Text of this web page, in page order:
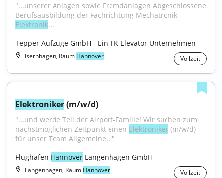
"...unserer Anlagen sowie Fremdanlagen Abgeschlossene
Elektronik..."
Tepper Aufzüge GmbH - Ein TK Elevator Unternehmen
Isernhagen, Raum Hannover Vollzeit
Elektroniker (m/w/d)
"...und werde Teil der Airport-Familie! Wir suchen zum
nächstmöglichen Zeitpunkt einen Elektroniker (m/w/d)
für unser Team Allgemeine..."
Flughafen Hannover Langenhagen GmbH
Langenhagen, Raum Hannover Vollzeit